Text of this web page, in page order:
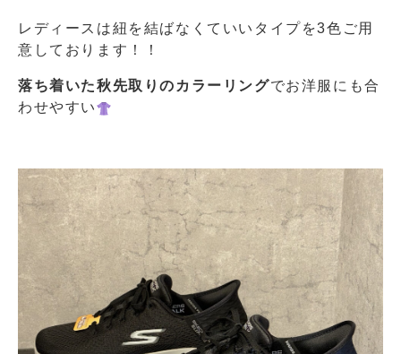
レディースは紐を結ばなくていいタイプを3色ご用
意しております！！
落ち着いた秋先取りのカラーリングでお洋服にも合
わせやすい